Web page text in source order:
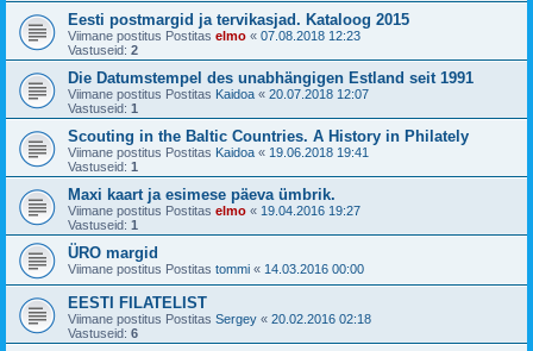
Eesti postmargid ja tervikasjad. Kataloog 2015
Viimane postitus Postitas elmo « 07.08.2018 12:23
Vastuseid: 2
Die Datumstempel des unabhängigen Estland seit 1991
Viimane postitus Postitas Kaidoa « 20.07.2018 12:07
Vastuseid: 1
Scouting in the Baltic Countries. A History in Philately
Viimane postitus Postitas Kaidoa « 19.06.2018 19:41
Vastuseid: 1
Maxi kaart ja esimese päeva ümbrik.
Viimane postitus Postitas elmo « 19.04.2016 19:27
Vastuseid: 1
ÜRO margid
Viimane postitus Postitas tommi « 14.03.2016 00:00
EESTI FILATELIST
Viimane postitus Postitas Sergey « 20.02.2016 02:18
Vastuseid: 6